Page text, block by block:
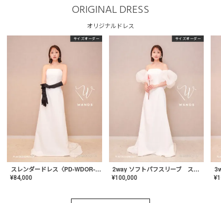
ORIGINAL DRESS
オリジナルドレス
サイズオーダー
スレンダードレス〈PD-WDOR-2110〉
¥84,000
サイズオーダー
2way ソフトパフスリーブ スレンダードレス〈PD-WDOR-2112〉
¥100,000 ¥